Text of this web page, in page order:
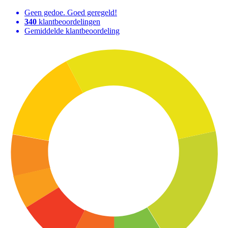
Geen gedoe. Goed geregeld!
340 klantbeoordelingen
Gemiddelde klantbeoordeling